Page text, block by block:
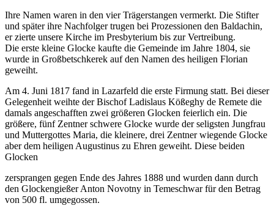
Ihre Namen waren in den vier Trägerstangen vermerkt. Die Stifter
und später ihre Nachfolger trugen bei Prozessionen den Baldachin,
er zierte unsere Kirche im Presbyterium bis zur Vertreibung.
Die erste kleine Glocke kaufte die Gemeinde im Jahre 1804, sie
wurde in Großbetschkerek auf den Namen des heiligen Florian
geweiht.
Am 4. Juni 1817 fand in Lazarfeld die erste Firmung statt. Bei dieser
Gelegenheit weihte der Bischof Ladislaus Kößeghy de Remete die
damals angeschafften zwei größeren Glocken feierlich ein. Die
größere, fünf Zentner schwere Glocke wurde der seligsten Jungfrau
und Muttergottes Maria, die kleinere, drei Zentner wiegende Glocke
aber dem heiligen Augustinus zu Ehren geweiht. Diese beiden
Glocken
zersprangen gegen Ende des Jahres 1888 und wurden dann durch
den Glockengießer Anton Novotny in Temeschwar für den Betrag
von 500 fl. umgegossen.